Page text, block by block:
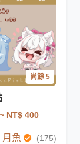
尚餘 5
~ NT$ 400
月魚 (175)